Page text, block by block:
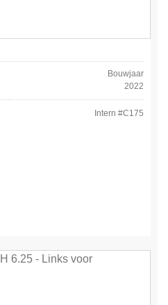
Bouwjaar
2022
Intern #C175